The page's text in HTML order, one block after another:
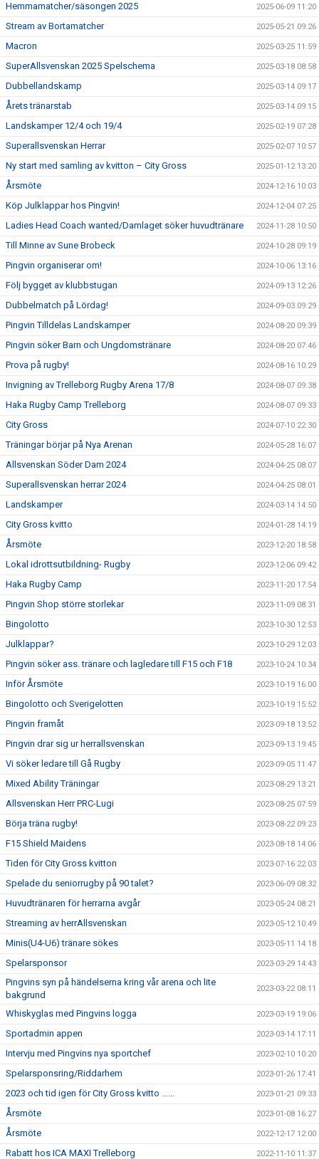
Hemmamatcher/säsongen 2025 2025-06-09 11:20
Stream av Bortamatcher 2025-05-21 09:26
Macron 2025-03-25 11:59
SuperAllsvenskan 2025 Spelschema 2025-03-18 08:58
Dubbellandskamp 2025-03-14 09:17
Årets tränarstab 2025-03-14 09:15
Landskamper 12/4 och 19/4 2025-02-19 07:28
Superallsvenskan Herrar 2025-02-07 10:57
Ny start med samling av kvitton – City Gross 2025-01-12 13:20
Årsmöte 2024-12-16 10:03
Köp Julklappar hos Pingvin! 2024-12-04 07:25
Ladies Head Coach wanted/Damlaget söker huvudtränare 2024-11-28 10:50
Till Minne av Sune Brobeck 2024-10-28 09:19
Pingvin organiserar om! 2024-10-06 13:16
Följ bygget av klubbstugan 2024-09-13 12:26
Dubbelmatch på Lördag! 2024-09-03 09:29
Pingvin Tilldelas Landskamper 2024-08-20 09:39
Pingvin söker Barn och Ungdomstränare 2024-08-20 07:46
Prova på rugby! 2024-08-16 10:29
Invigning av Trelleborg Rugby Arena 17/8 2024-08-07 09:38
Haka Rugby Camp Trelleborg 2024-08-07 09:33
City Gross 2024-07-10 22:30
Träningar börjar på Nya Arenan 2024-05-28 16:07
Allsvenskan Söder Dam 2024 2024-04-25 08:07
Superallsvenskan herrar 2024 2024-04-25 08:01
Landskamper 2024-03-14 14:50
City Gross kvitto 2024-01-28 14:19
Årsmöte 2023-12-20 18:58
Lokal idrottsutbildning- Rugby 2023-12-06 09:42
Haka Rugby Camp 2023-11-20 17:54
Pingvin Shop större storlekar 2023-11-09 08:31
Bingolotto 2023-10-30 12:53
Julklappar? 2023-10-29 12:03
Pingvin söker ass. tränare och lagledare till F15 och F18 2023-10-24 10:34
Inför Årsmöte 2023-10-19 16:00
Bingolotto och Sverigelotten 2023-10-19 15:52
Pingvin framåt 2023-09-18 13:52
Pingvin drar sig ur herrallsvenskan 2023-09-13 19:45
Vi söker ledare till Gå Rugby 2023-09-05 11:47
Mixed Ability Träningar 2023-08-29 13:21
Allsvenskan Herr PRC-Lugi 2023-08-25 07:59
Börja träna rugby! 2023-08-22 09:23
F15 Shield Maidens 2023-08-18 14:06
Tiden för City Gross kvitton 2023-07-16 22:03
Spelade du seniorrugby på 90 talet? 2023-06-09 08:32
Huvudtränaren för herrarna avgår 2023-05-24 08:21
Streaming av herrAllsvenskan 2023-05-12 10:49
Minis(U4-U6) tränare sökes 2023-05-11 14:18
Spelarsponsor 2023-03-29 14:43
Pingvins syn på händelserna kring vår arena och lite
bakgrund
2023-03-22 08:11
Whiskyglas med Pingvins logga 2023-03-19 19:06
Sportadmin appen 2023-03-14 17:11
Intervju med Pingvins nya sportchef 2023-02-10 10:20
Spelarsponsring/Riddarhem 2023-01-26 17:41
2023 och tid igen för City Gross kvitto ...... 2023-01-21 09:33
Årsmöte 2023-01-08 16:27
Årsmöte 2022-12-17 12:00
Rabatt hos ICA MAXI Trelleborg 2022-11-10 11:37